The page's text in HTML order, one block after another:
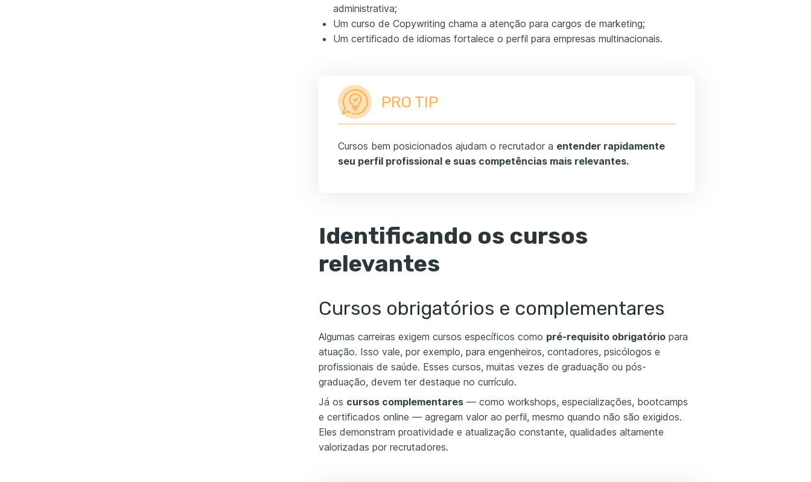
administrativa;
Um curso de Copywriting chama a atenção para cargos de marketing;
Um certificado de idiomas fortalece o perfil para empresas multinacionais.
PRO TIP
Cursos bem posicionados ajudam o recrutador a entender rapidamente
seu perfil profissional e suas competências mais relevantes.
Identificando os cursos
relevantes
Cursos obrigatórios e complementares
Algumas carreiras exigem cursos específicos como pré-requisito obrigatório para
atuação. Isso vale, por exemplo, para engenheiros, contadores, psicólogos e
profissionais de saúde. Esses cursos, muitas vezes de graduação ou pós-
graduação, devem ter destaque no currículo.
Já os cursos complementares — como workshops, especializações, bootcamps
e certificados online — agregam valor ao perfil, mesmo quando não são exigidos.
Eles demonstram proatividade e atualização constante, qualidades altamente
valorizadas por recrutadores.